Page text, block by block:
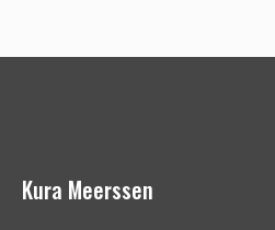
Kura Meerssen